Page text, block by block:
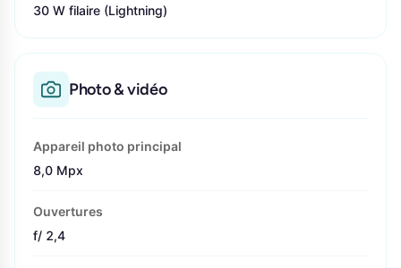
30 W filaire (Lightning)
Photo & vidéo
Appareil photo principal
8,0 Mpx
Ouvertures
f/ 2,4